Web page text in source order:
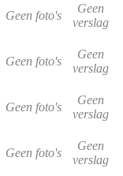
Geen foto's
Geen
verslag
Geen foto's
Geen
verslag
Geen foto's
Geen
verslag
Geen foto's
Geen
verslag